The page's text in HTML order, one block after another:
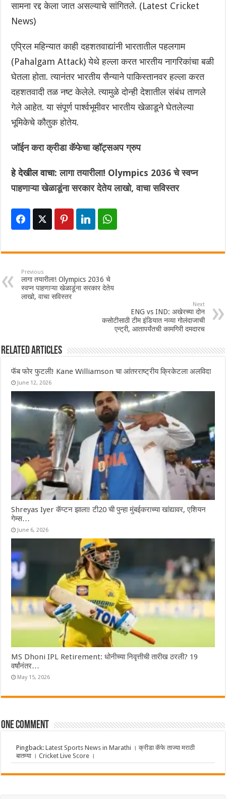
सामना रद्द केला जात असल्याचे सांगितले. (Latest Cricket
News)
एप्रिल महिन्यात काही दहशतवाद्यांनी भारतातील पहलगाम
(Pahalgam Attack) येथे हल्ला करत भारतीय नागरिकांचा बळी
घेतला होता. त्यानंतर भारतीय सैन्याने पाकिस्तानवर हल्ला करत
दहशतवादी तळ नष्ट केलेले. त्यामुळे दोन्ही देशातील संबंध ताणले
गेले आहेत. या संपूर्ण पार्श्वभूमीवर भारतीय खेळाडूने घेतलेल्या
भूमिकेचे कौतुक होतेय.
जॉईन करा क्रीडा कॅफेचा व्हॉट्सअप ग्रुप
हे देखील वाचा:लागा तयारीला! Olympics 2036 चे स्वप्न
पाहणाऱ्या खेळाडूंना सरकार देतेय लाखो, वाचा सविस्तर
Previous
लागा तयारीला! Olympics 2036 चे
स्वप्न पाहणाऱ्या खेळाडूंना सरकार देतेय
लाखो, वाचा सविस्तर
Next
ENG vs IND: अखेरच्या दोन
कसोटीसाठी टीम इंडियात नव्या गोलंदाजाची
एन्ट्री, आतापर्यंतची कामगिरी दमदारच
Related Articles
फॅब फोर फुटली! Kane Williamson चा आंतरराष्ट्रीय क्रिकेटला अलविदा
June 12, 2026
Shreyas Iyer कॅप्टन झाला! टी20 ची पुन्हा मुंबईकराच्या खांद्यावर, एशियन
गेम्स…
June 6, 2026
MS Dhoni IPL Retirement: धोनीच्या निवृत्तीची तारीख ठरली? 19
वर्षांनंतर…
May 15, 2026
One comment
Pingback:Latest Sports News in Marathi । क्रीडा कॅफे ताज्या मराठी
बातम्या । Cricket Live Score ।